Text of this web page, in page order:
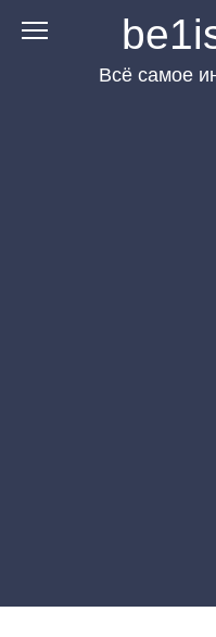
Перейти
Всё самое